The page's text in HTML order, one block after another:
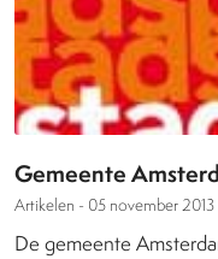
Gemeente
Artikelen - 05 november 2013
De gemeente